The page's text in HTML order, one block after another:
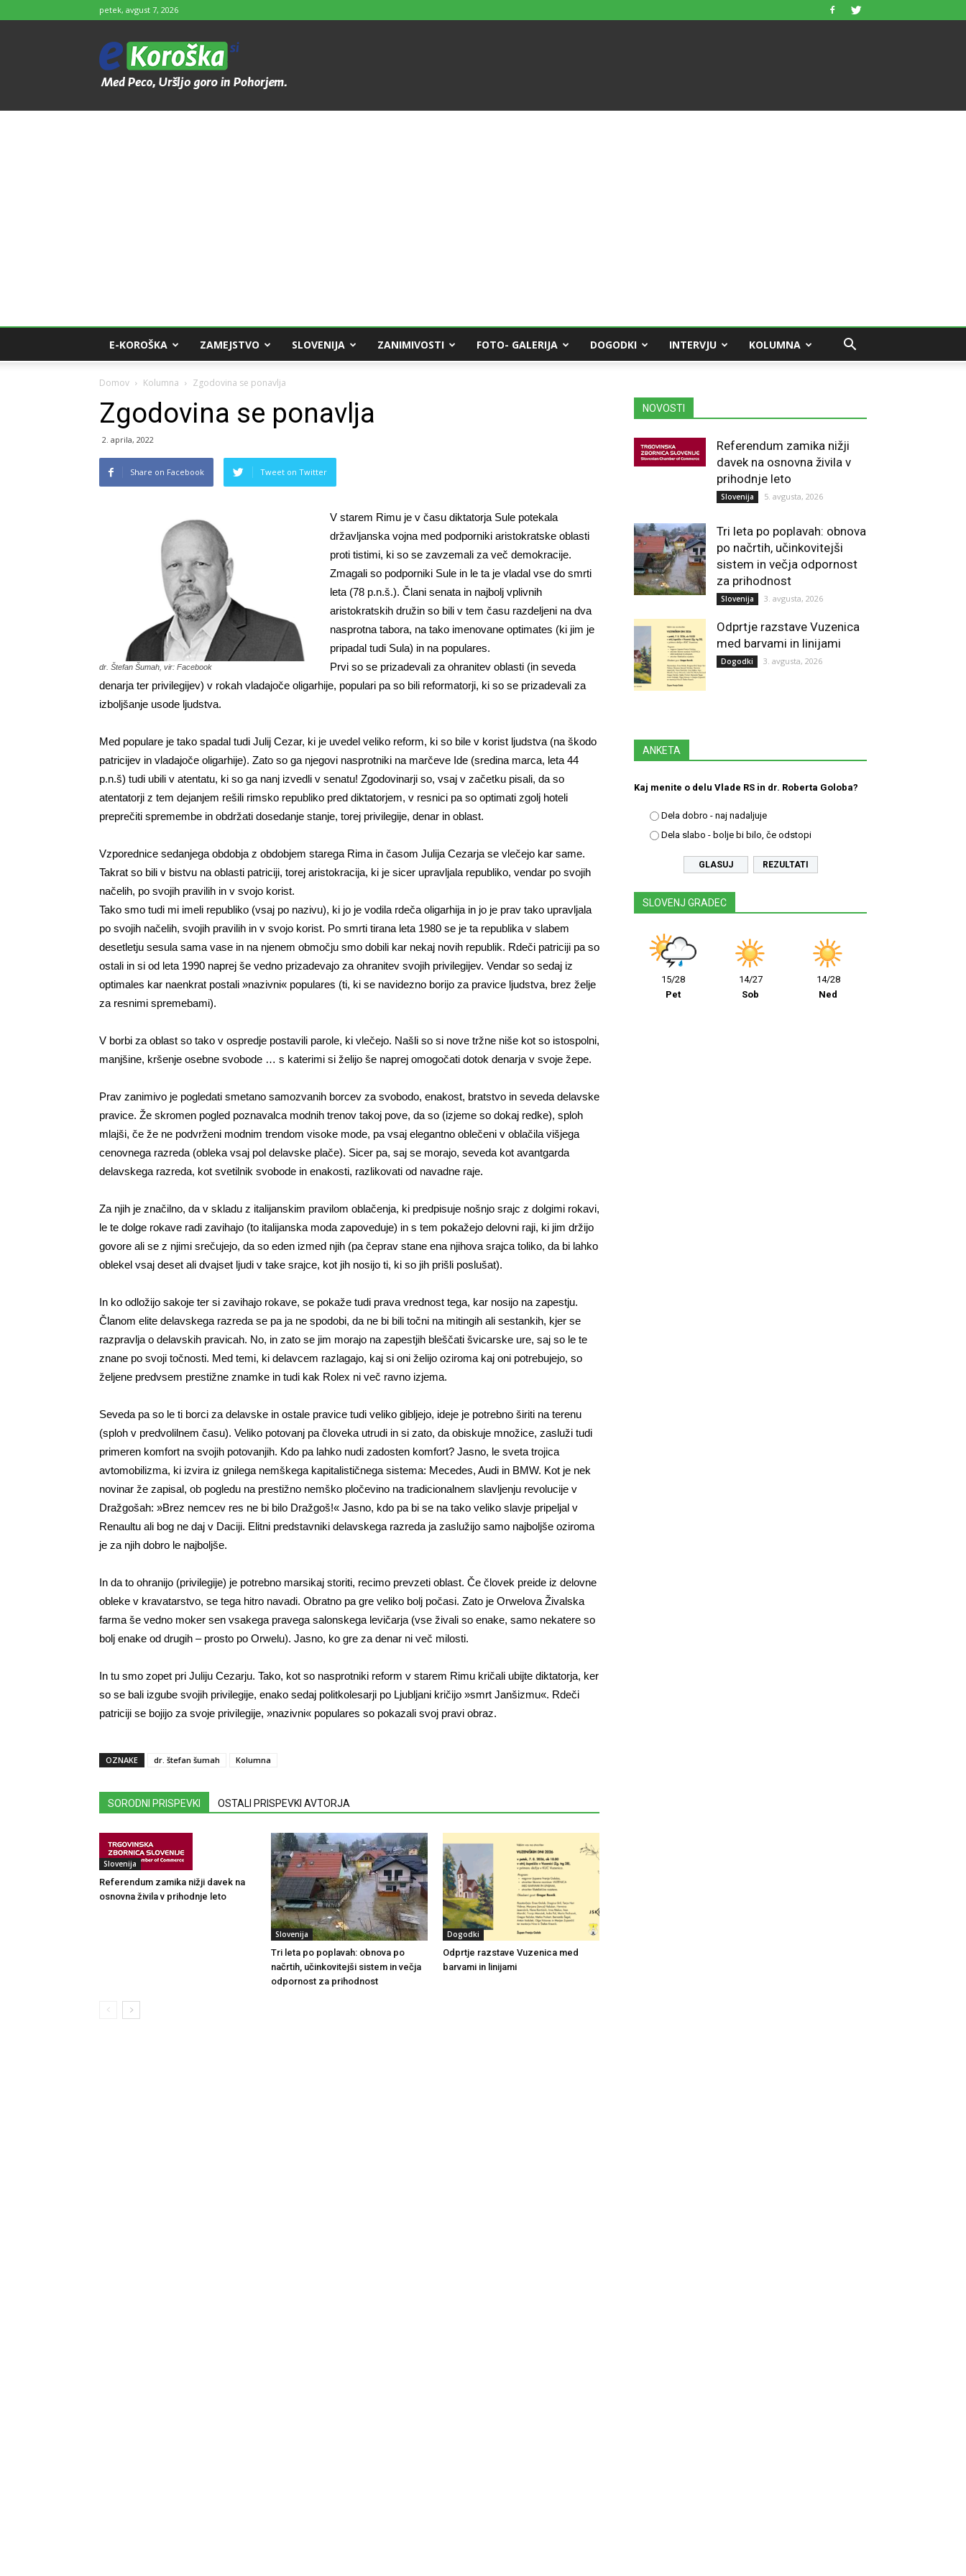
petek, avgust 7, 2026
e-
Koroška
E-KOROŠKA ZAMEJSTVO SLOVENIJA ZANIMIVOSTI FOTO- GALERIJA DOGODKI INTERVJU KOLUMNA
Domov Kolumna Zgodovina se ponavlja
Zgodovina se ponavlja
2. aprila, 2022
Share on Facebook Tweet on Twitter
dr. Štefan Šumah, vir: Facebook
V starem Rimu je v času diktatorja Sule potekala
državljanska vojna med podporniki aristokratske oblasti
proti tistimi, ki so se zavzemali za več demokracije.
Zmagali so podporniki Sule in le ta je vladal vse do smrti
leta (78 p.n.š.). Člani senata in najbolj vplivnih
aristokratskih družin so bili v tem času razdeljeni na dva
nasprotna tabora, na tako imenovane optimates (ki jim je
pripadal tudi Sula) in na populares.
Prvi so se prizadevali za ohranitev oblasti (in seveda
denarja ter privilegijev) v rokah vladajoče oligarhije, populari pa so bili reformatorji, ki so se prizadevali za
izboljšanje usode ljudstva.
Med populare je tako spadal tudi Julij Cezar, ki je uvedel veliko reform, ki so bile v korist ljudstva (na škodo
patricijev in vladajoče oligarhije). Zato so ga njegovi nasprotniki na marčeve Ide (sredina marca, leta 44
p.n.š) tudi ubili v atentatu, ki so ga nanj izvedli v senatu! Zgodovinarji so, vsaj v začetku pisali, da so
atentatorji z tem dejanjem rešili rimsko republiko pred diktatorjem, v resnici pa so optimati zgolj hoteli
preprečiti spremembe in obdržati dosedanje stanje, torej privilegije, denar in oblast.
Vzporednice sedanjega obdobja z obdobjem starega Rima in časom Julija Cezarja se vlečejo kar same.
Takrat so bili v bistvu na oblasti patriciji, torej aristokracija, ki je sicer upravljala republiko, vendar po svojih
načelih, po svojih pravilih in v svojo korist.
Tako smo tudi mi imeli republiko (vsaj po nazivu), ki jo je vodila rdeča oligarhija in jo je prav tako upravljala
po svojih načelih, svojih pravilih in v svojo korist. Po smrti tirana leta 1980 se je ta republika v slabem
desetletju sesula sama vase in na njenem območju smo dobili kar nekaj novih republik. Rdeči patriciji pa so
ostali in si od leta 1990 naprej še vedno prizadevajo za ohranitev svojih privilegijev. Vendar so sedaj iz
optimales kar naenkrat postali »nazivni« populares (ti, ki se navidezno borijo za pravice ljudstva, brez želje
za resnimi spremebami).
V borbi za oblast so tako v ospredje postavili parole, ki vlečejo. Našli so si nove tržne niše kot so istospolni,
manjšine, kršenje osebne svobode … s katerimi si želijo še naprej omogočati dotok denarja v svoje žepe.
Prav zanimivo je pogledati smetano samozvanih borcev za svobodo, enakost, bratstvo in seveda delavske
pravice. Že skromen pogled poznavalca modnih trenov takoj pove, da so (izjeme so dokaj redke), sploh
mlajši, če že ne podvrženi modnim trendom visoke mode, pa vsaj elegantno oblečeni v oblačila višjega
cenovnega razreda (obleka vsaj pol delavske plače). Sicer pa, saj se morajo, seveda kot avantgarda
delavskega razreda, kot svetilnik svobode in enakosti, razlikovati od navadne raje.
Za njih je značilno, da v skladu z italijanskim pravilom oblačenja, ki predpisuje nošnjo srajc z dolgimi rokavi,
le te dolge rokave radi zavihajo (to italijanska moda zapoveduje) in s tem pokažejo delovni raji, ki jim držijo
govore ali se z njimi srečujejo, da so eden izmed njih (pa čeprav stane ena njihova srajca toliko, da bi lahko
oblekel vsaj deset ali dvajset ljudi v take srajce, kot jih nosijo ti, ki so jih prišli poslušat).
In ko odložijo sakoje ter si zavihajo rokave, se pokaže tudi prava vrednost tega, kar nosijo na zapestju.
Članom elite delavskega razreda se pa ja ne spodobi, da ne bi bili točni na mitingih ali sestankih, kjer se
razpravlja o delavskih pravicah. No, in zato se jim morajo na zapestjih bleščati švicarske ure, saj so le te
znane po svoji točnosti. Med temi, ki delavcem razlagajo, kaj si oni želijo oziroma kaj oni potrebujejo, so
željene predvsem prestižne znamke in tudi kak Rolex ni več ravno izjema.
Seveda pa so le ti borci za delavske in ostale pravice tudi veliko gibljejo, ideje je potrebno širiti na terenu
(sploh v predvolilnem času). Veliko potovanj pa človeka utrudi in si zato, da obiskuje množice, zasluži tudi
primeren komfort na svojih potovanjih. Kdo pa lahko nudi zadosten komfort? Jasno, le sveta trojica
avtomobilizma, ki izvira iz gnilega nemškega kapitalističnega sistema: Mecedes, Audi in BMW. Kot je nek
novinar že zapisal, ob pogledu na prestižno nemško pločevino na tradicionalnem slavljenju revolucije v
Dražgošah: »Brez nemcev res ne bi bilo Dražgoš!« Jasno, kdo pa bi se na tako veliko slavje pripeljal v
Renaultu ali bog ne daj v Daciji. Elitni predstavniki delavskega razreda ja zaslužijo samo najboljše oziroma
je za njih dobro le najboljše.
In da to ohranijo (privilegije) je potrebno marsikaj storiti, recimo prevzeti oblast. Če človek preide iz delovne
obleke v kravatarstvo, se tega hitro navadi. Obratno pa gre veliko bolj počasi. Zato je Orwelova Živalska
farma še vedno moker sen vsakega pravega salonskega levičarja (vse živali so enake, samo nekatere so
bolj enake od drugih – prosto po Orwelu). Jasno, ko gre za denar ni več milosti.
In tu smo zopet pri Juliju Cezarju. Tako, kot so nasprotniki reform v starem Rimu kričali ubijte diktatorja, ker
so se bali izgube svojih privilegije, enako sedaj politkolesarji po Ljubljani kričijo »smrt Janšizmu«. Rdeči
patriciji se bojijo za svoje privilegije, »nazivni« populares so pokazali svoj pravi obraz.
OZNAKE dr. štefan šumah Kolumna
SORODNI PRISPEVKI OSTALI PRISPEVKI AVTORJA
Slovenija
Referendum zamika nižji davek na
osnovna živila v prihodnje leto
Slovenija
Tri leta po poplavah: obnova po
načrtih, učinkovitejši sistem in večja
odpornost za prihodnost
Dogodki
Odprtje razstave Vuzenica med
barvami in linijami
NOVOSTI
Referendum zamika nižji
davek na osnovna živila v
prihodnje leto
Slovenija 5. avgusta, 2026
Tri leta po poplavah: obnova
po načrtih, učinkovitejši
sistem in večja odpornost
za prihodnost
Slovenija 3. avgusta, 2026
Odprtje razstave Vuzenica
med barvami in linijami
Dogodki 3. avgusta, 2026
ANKETA
Kaj menite o delu Vlade RS in dr. Roberta Goloba?
Dela dobro - naj nadaljuje
Dela slabo - bolje bi bilo, če odstopi
REZULTATI
SLOVENJ GRADEC
15/28
Pet
14/27
Sob
14/28
Ned